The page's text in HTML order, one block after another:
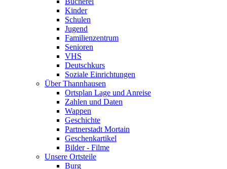
Kinder
Schulen
Jugend
Familienzentrum
Senioren
VHS
Deutschkurs
Soziale Einrichtungen
Über Thannhausen
Ortsplan Lage und Anreise
Zahlen und Daten
Wappen
Geschichte
Partnerstadt Mortain
Geschenkartikel
Bilder - Filme
Unsere Ortsteile
Burg